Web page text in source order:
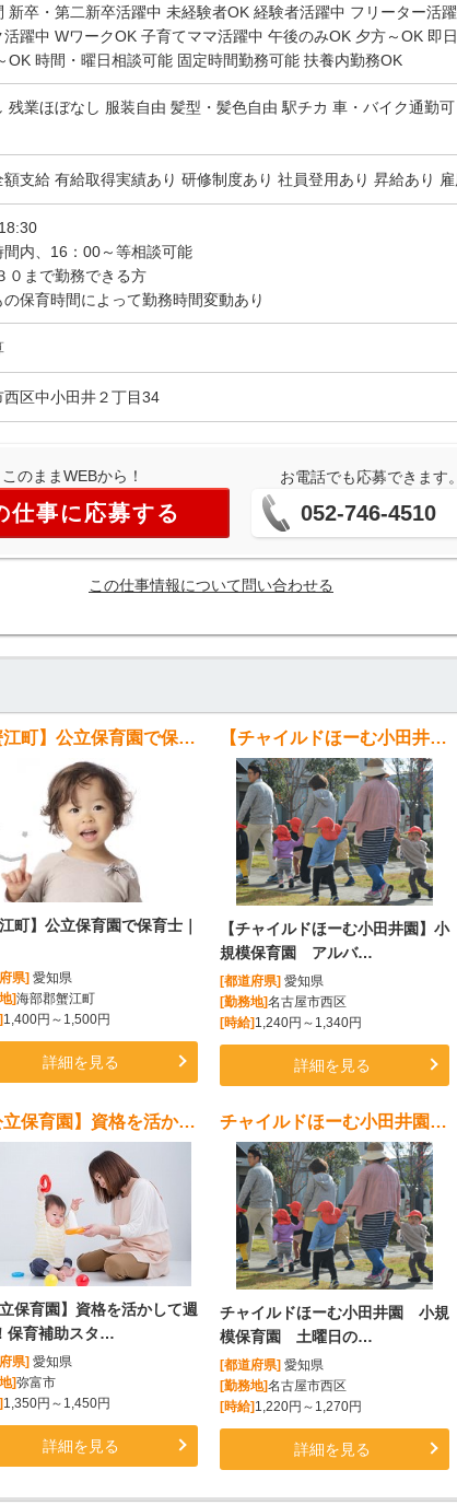
新卒・第二新卒活躍中 未経験者OK 経験者活躍中 フリーター活
活躍中 WワークOK 子育てママ活躍中 午後のみOK 夕方～OK 即
OK 時間・曜日相談可能 固定時間勤務可能 扶養内勤務OK
残業ほぼなし 服装自由 髪型・髪色自由 駅チカ 車・バイク通勤
額支給 有給取得実績あり 研修制度あり 社員登用あり 昇給あり 雇
内、16：00～等相談可能
０まで勤務できる方
保育時間によって勤務時間変動あり
西区中小田井２丁目34
このままWEBから！
仕事に応募する
お電話でも応募できます。
052-746-4510
この仕事情報について問い合わせる
【蟹江町】公立保育園で保育士｜派遣
江町】公立保育園で保育士｜
県] 愛知県
]海部郡蟹江町
1,400円～1,500円
詳細を見る
【チャイルドほーむ小田井園】小規模保育園 アルバイト登録スタッフ募集
【チャイルドほーむ小田井園】小
規模保育園 アルバ…
[都道府県] 愛知県
[勤務地]名古屋市西区
[時給] 1,240円～1,340円
詳細を見る
【公立保育園】資格を活かして週1～！保育補助スタッフ募集
立保育園】資格を活かして週
保育補助スタ…
県] 愛知県
]弥富市
1,350円～1,450円
詳細を見る
チャイルドほーむ小田井園 小規模保育園 土曜日のみ
チャイルドほーむ小田井園 小規
模保育園 土曜日の…
[都道府県] 愛知県
[勤務地]名古屋市西区
[時給] 1,220円～1,270円
詳細を見る